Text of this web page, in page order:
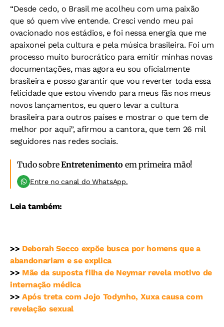
“Desde cedo, o Brasil me acolheu com uma paixão
que só quem vive entende. Cresci vendo meu pai
ovacionado nos estádios, e foi nessa energia que me
apaixonei pela cultura e pela música brasileira. Foi um
processo muito burocrático para emitir minhas novas
documentações, mas agora eu sou oficialmente
brasileira e posso garantir que vou reverter toda essa
felicidade que estou vivendo para meus fãs nos meus
novos lançamentos, eu quero levar a cultura
brasileira para outros países e mostrar o que tem de
melhor por aqui”, afirmou a cantora, que tem 26 mil
seguidores nas redes sociais.
Tudo sobreEntretenimento em primeira mão!
Entre no canal do WhatsApp.
Leia também:
>> Deborah Secco expõe busca por homens que a
abandonariam e se explica
>> Mãe da suposta filha de Neymar revela motivo de
internação médica
>>Após treta com Jojo Todynho, Xuxa causa com
revelação sexual